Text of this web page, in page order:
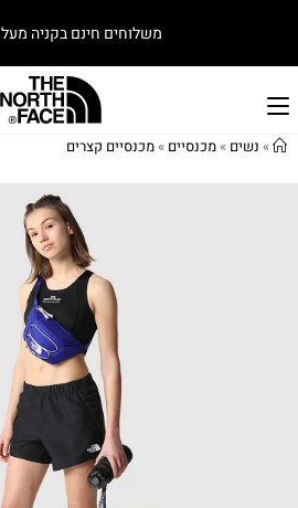
משלוחים חינם בקניה מעל 249 ש"ח
» נשים »מכנסיים »מכנסיים קצרים